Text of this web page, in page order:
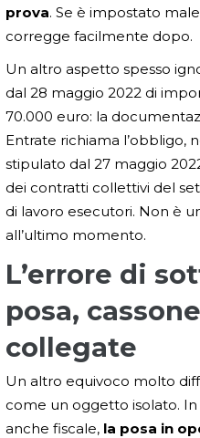
prova. Se è impostato
corregge facilmente dopo.
Un altro aspetto spesso
dal 28 maggio 2022 di
70.000 euro: la
Entrate richiama l’obbligo,
stipulato dal 27 maggio
dei contratti collettivi del
di lavoro esecutori. Non è
all’ultimo momento.
L’errore di
posa,
collegate
Un altro equivoco molto
come un oggetto isolato.
anche fiscale, la posa in